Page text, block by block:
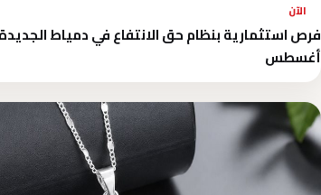
الآن
أغسطس